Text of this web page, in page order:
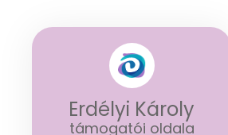
Erdélyi Károly
támogatói oldala